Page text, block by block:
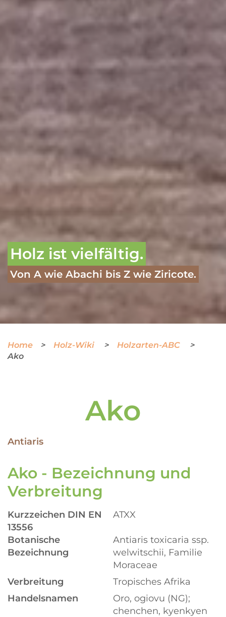
Holz ist vielfältig.
Von A wie Abachi bis Z wie Ziricote.
Home Holz-Wiki
Holzarten-ABC
Ako
Ako
Antiaris
Ako - Bezeichnung und
Verbreitung
Kurzzeichen DIN EN
13556
ATXX
Botanische
Bezeichnung
Antiaris toxicaria ssp.
welwitschii, Familie
Moraceae
Verbreitung
Tropisches Afrika
Handelsnamen
Oro, ogiovu (NG);
chenchen, kyenkyen